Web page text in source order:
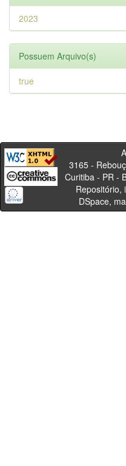
2023
Possuem Arquivo(s)
true
Av. Sete
3165 -
Curitiba
Repositório,
DSpace,